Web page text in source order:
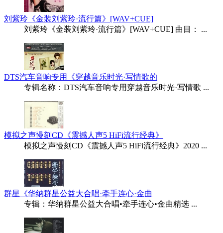
刘紫玲《金装刘紫玲·流行篇》[WAV+CUE]
刘紫玲《金装刘紫玲·流行篇》[WAV+CUE] 曲目： ...
DTS汽车音响专用《穿越音乐时光·写情歌的
专辑名称：DTS汽车音响专用穿越音乐时光·写情歌 ...
模拟之声慢刻CD《震撼人声5 HiFi流行经典》
模拟之声慢刻CD《震撼人声5 HiFi流行经典》2020 ...
群星《华纳群星公益大合唱·牵手连心·金曲
专辑：华纳群星公益大合唱•牵手连心•金曲精选 ...